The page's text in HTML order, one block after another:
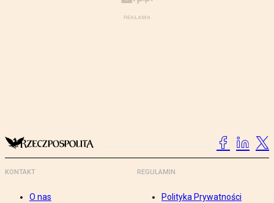
KONTAKT
O nas
REGULAMIN
Polityka Prywatności